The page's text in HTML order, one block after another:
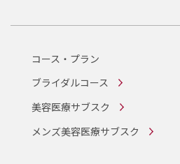
コース・プラン
ブライダルコース
美容医療サブスク
メンズ美容医療サブスク